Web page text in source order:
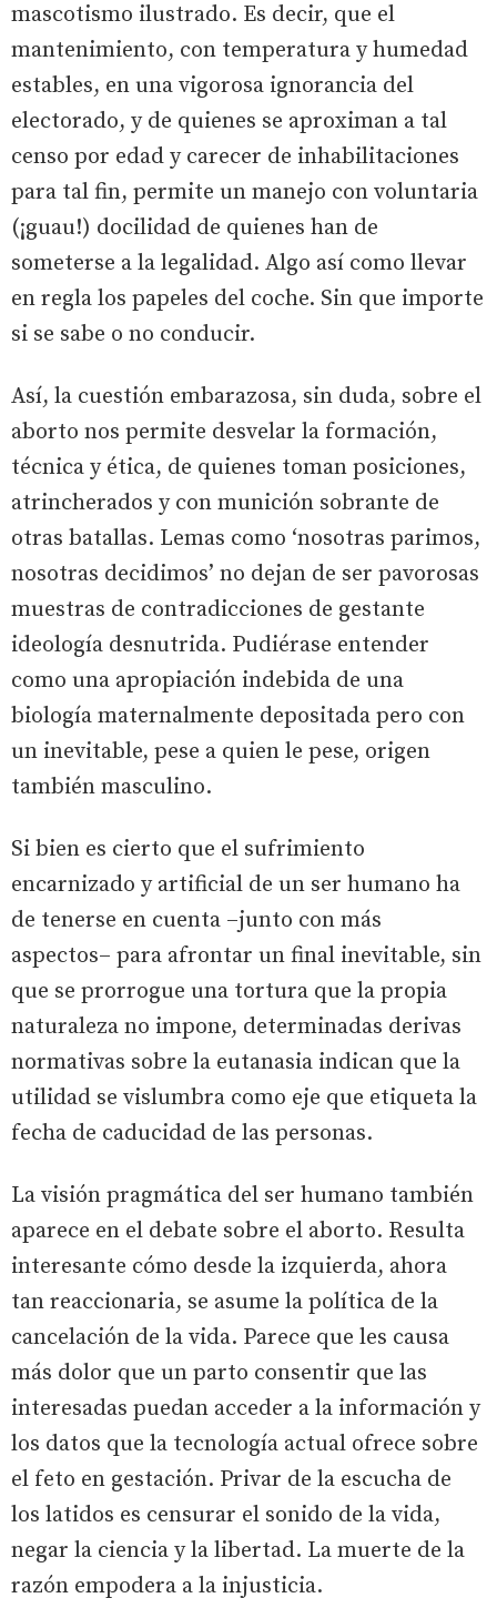
mascotismo ilustrado. Es decir, que el
mantenimiento, con temperatura y humedad
estables, en una vigorosa ignorancia del
electorado, y de quienes se aproximan a tal
censo por edad y carecer de inhabilitaciones
para tal fin, permite un manejo con voluntaria
(¡guau!) docilidad de quienes han de
someterse a la legalidad. Algo así como llevar
en regla los papeles del coche. Sin que importe
si se sabe o no conducir.
Así, la cuestión embarazosa, sin duda, sobre el
aborto nos permite desvelar la formación,
técnica y ética, de quienes toman posiciones,
atrincherados y con munición sobrante de
otras batallas. Lemas como ‘nosotras parimos,
nosotras decidimos’ no dejan de ser pavorosas
muestras de contradicciones de gestante
ideología desnutrida. Pudiérase entender
como una apropiación indebida de una
biología maternalmente depositada pero con
un inevitable, pese a quien le pese, origen
también masculino.
Si bien es cierto que el sufrimiento
encarnizado y artificial de un ser humano ha
de tenerse en cuenta –junto con más
aspectos– para afrontar un final inevitable, sin
que se prorrogue una tortura que la propia
naturaleza no impone, determinadas derivas
normativas sobre la eutanasia indican que la
utilidad se vislumbra como eje que etiqueta la
fecha de caducidad de las personas.
La visión pragmática del ser humano también
aparece en el debate sobre el aborto. Resulta
interesante cómo desde la izquierda, ahora
tan reaccionaria, se asume la política de la
cancelación de la vida. Parece que les causa
más dolor que un parto consentir que las
interesadas puedan acceder a la información y
los datos que la tecnología actual ofrece sobre
el feto en gestación. Privar de la escucha de
los latidos es censurar el sonido de la vida,
negar la ciencia y la libertad. La muerte de la
razón empodera a la injusticia.